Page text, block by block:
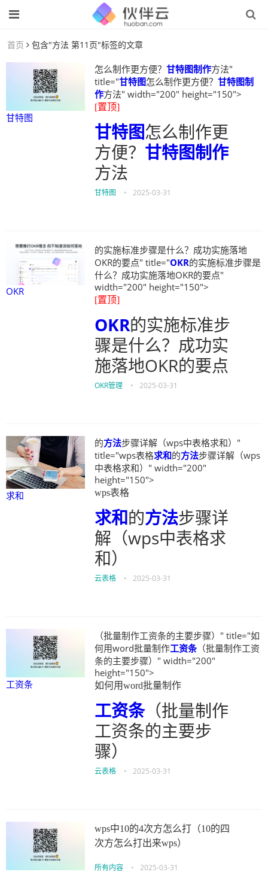
首页 包含"方法 第11页"标签的文章
甘特图
怎么制作更方便？ 甘特图制作方法"
title="甘特图怎么制作更方便？ 甘特图制
作方法" width="200" height="150">
[置顶]
甘特图怎么制作更
方便？ 甘特图制作
方法
甘特图 • 2025-03-31
OKR
的实施标准步骤是什么？成功实施落地
OKR的要点" title="OKR的实施标准步骤是
什么？成功实施落地OKR的要点"
width="200" height="150">
[置顶]
OKR的实施标准步
骤是什么？成功实
施落地OKR的要点
OKR管理 • 2025-03-31
求和
的方法步骤详解（wps中表格求和）"
title="wps表格求和的方法步骤详解（wps
中表格求和）" width="200"
height="150">
wps表格
求和的方法步骤详
解（wps中表格求
和）
云表格 • 2025-03-31
工资条
（批量制作工资条的主要步骤）" title="如
何用word批量制作工资条（批量制作工资
条的主要步骤）" width="200"
height="150">
如何用word批量制作
工资条（批量制作
工资条的主要步
骤）
云表格 • 2025-03-31
wps中10的4次方怎么打（10的四
次方怎么打出来wps）
所有内容 • 2025-03-31